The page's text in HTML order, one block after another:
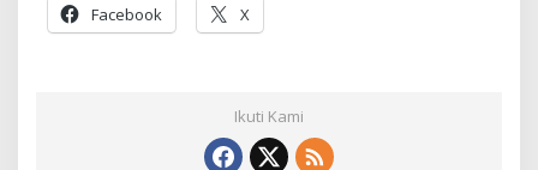
Facebook X
Ikuti Kami